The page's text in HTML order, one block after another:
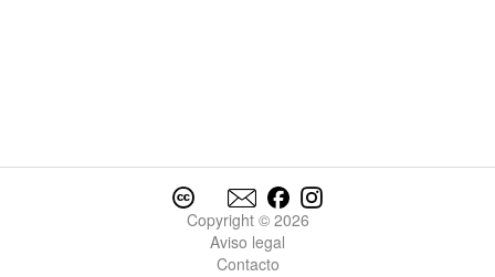
Copyright © 2026
Aviso legal
Contacto